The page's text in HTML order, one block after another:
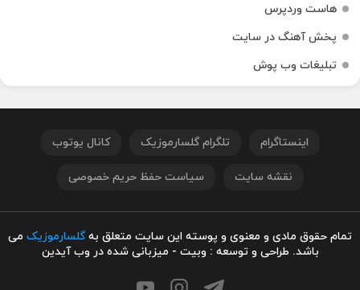
هاست وردپرس
پخش آهنگ در سایت
تبلیغات وب پوش
اینستاگرام تلگرام گلسارموزیک کانال یوتوب
نقشه سایت سیاست حفظ حریم خصوصی
تمام حقوق مادی و معنوی و پوسته این سایت متعلق بهگلسارموزیک می
باشد. طراحی و توسعه : وبیت - میزبانی شده در وب آیدین